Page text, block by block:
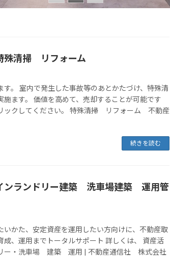
清掃 リフォーム
す。 室内で発生した事故等のあとかたづけ、特殊清
施ます。 価値を高めて、売却することが可能です
ックしてください。 特殊清掃 リフォーム 不動産
続きを読む
ランドリー建築 洗車場建築 運用管
いかた、安定資産を運用したい方向けに、不動産取
成、運用までトータルサポート 詳しくは、 資産活
ー・洗車場 建築 運用 | 不動産通信社 株式会社